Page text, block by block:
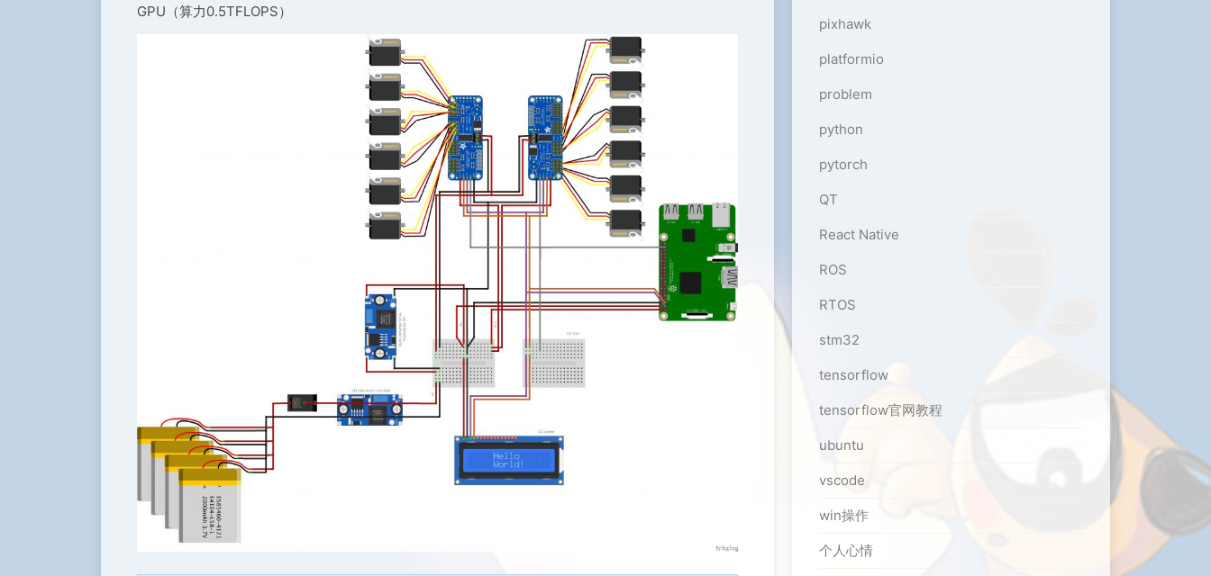
GPU（算力0.5TFLOPS）
pixhawk
platformio
problem
python
pytorch
QT
React Native
ROS
RTOS
stm32
tensorflow
tensorflow官网教程
ubuntu
vscode
win操作
个人心情